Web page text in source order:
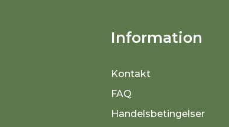
Information
Kontakt
FAQ
Handelsbetingelser